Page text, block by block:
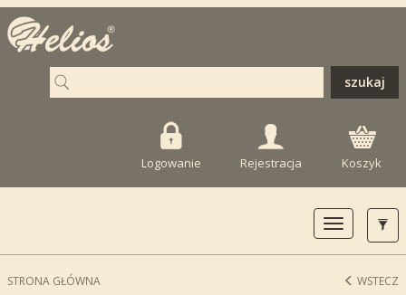
Logowanie Rejestracja Koszyk
Toggle
navigation
STRONA GŁÓWNA WSTECZ